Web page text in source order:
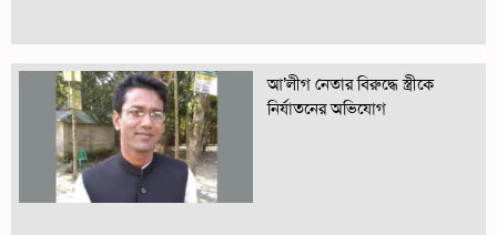
আ’লীগ নেতার বিরুদ্ধে স্ত্রীকে
নির্যাতনের অভিযোগ